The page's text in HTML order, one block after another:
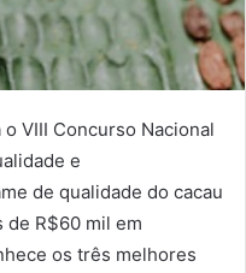
VIII Concurso Nacional
e
de qualidade do cacau
R$60 mil em
os três melhores